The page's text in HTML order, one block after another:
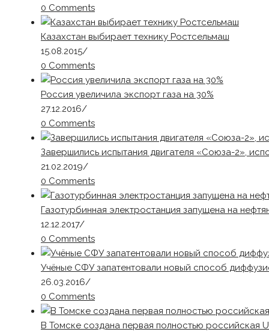
0 Comments
Казахстан выбирает технику Ростсельмаш
15.08.2015/
0 Comments
Россия увеличила экспорт газа на 30%
27.12.2016/
0 Comments
Завершились испытания двигателя «Союза-2»,
21.02.2019/
0 Comments
Газотурбинная электростанция запущена на
12.12.2017/
0 Comments
Учёные СФУ запатентовали новый способ
26.03.2016/
0 Comments
В Томске создана первая полностью российская